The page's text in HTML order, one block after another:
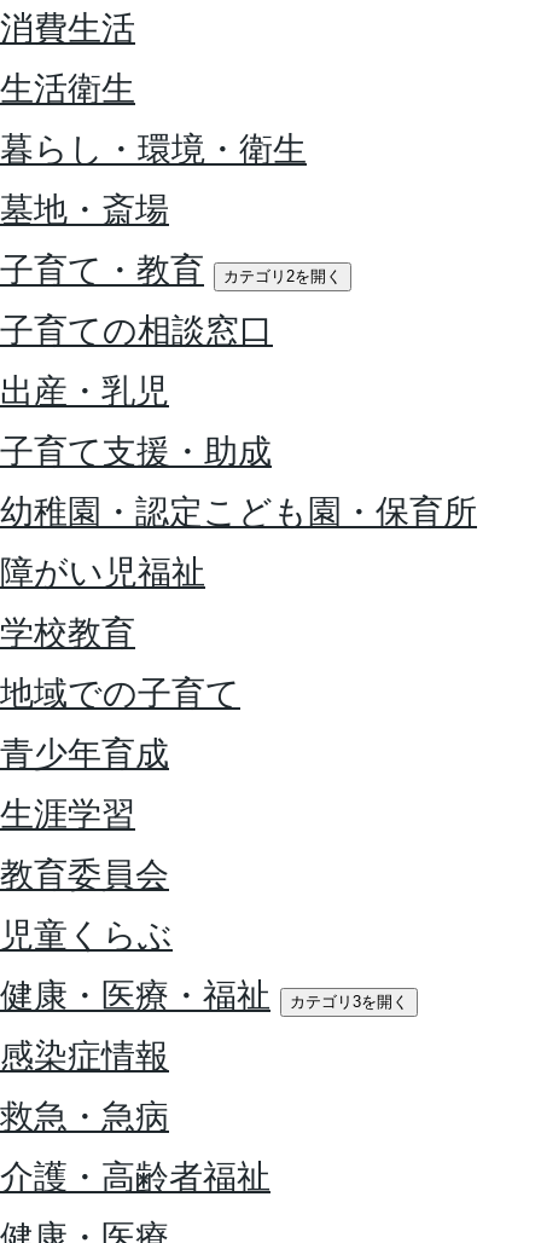
消費生活
生活衛生
暮らし・環境・衛生
墓地・斎場
子育て・教育
カテゴリ2を開く
子育ての相談窓口
出産・乳児
子育て支援・助成
幼稚園・認定こども園・保育所
障がい児福祉
学校教育
地域での子育て
青少年育成
生涯学習
教育委員会
児童くらぶ
健康・医療・福祉
カテゴリ3を開く
感染症情報
救急・急病
介護・高齢者福祉